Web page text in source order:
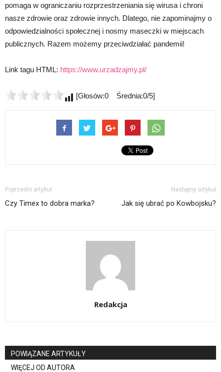
pomaga w ograniczaniu rozprzestrzeniania się wirusa i chroni
nasze zdrowie oraz zdrowie innych. Dlatego, nie zapominajmy o
odpowiedzialności społecznej i nosmy maseczki w miejscach
publicznych. Razem możemy przeciwdziałać pandemii!
Link tagu HTML: https://www.urzadzajmy.pl/
[Głosów:0 Średnia:0/5]
Poprzedni artykuł
Czy Timex to dobra marka?
Następny artykuł
Jak się ubrać po Kowbojsku?
Redakcja
POWIĄZANE ARTYKUŁY
WIĘCEJ OD AUTORA